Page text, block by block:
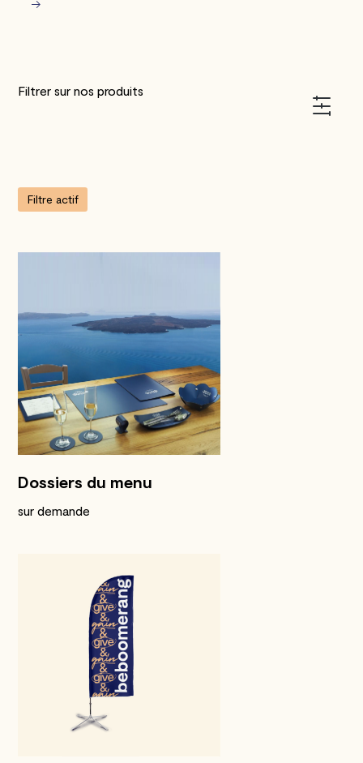
Filtrer sur nos produits
Filtre actif
Dossiers du menu
sur demande